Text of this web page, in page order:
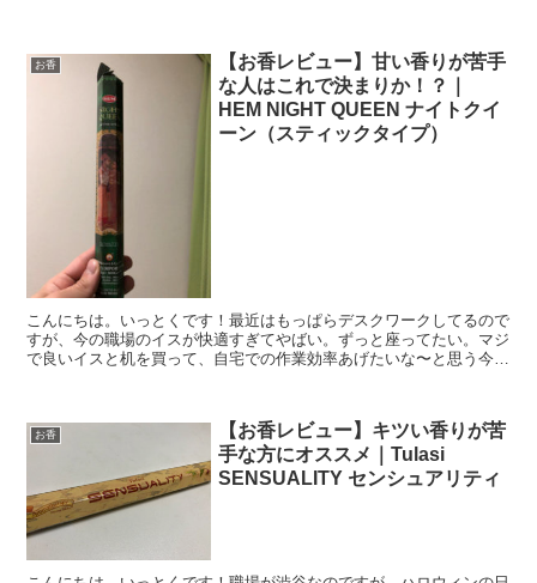
お香
【お香レビュー】甘い香りが苦手
な人はこれで決まりか！？｜
HEM NIGHT QUEEN ナイトクイ
ーン（スティックタイプ）
こんにちは。いっとくです！最近はもっぱらデスクワークしてるので
すが、今の職場のイスが快適すぎてやばい。ずっと座ってたい。マジ
で良いイスと机を買って、自宅での作業効率あげたいな〜と思う今日
お香
【お香レビュー】キツい香りが苦
手な方にオススメ｜Tulasi
SENSUALITY センシュアリティ